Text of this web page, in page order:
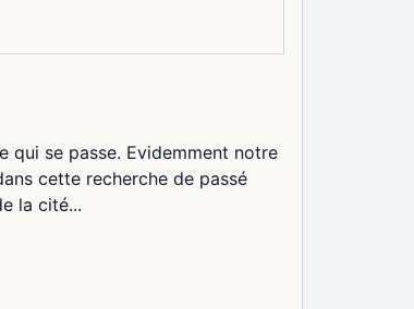
qui se passe. Evidemment notre
cette recherche de passé
la cité...